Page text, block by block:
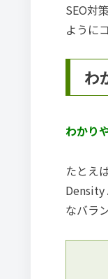
SEO対
ように
わ
わかり
たとえ
Density
なバラ